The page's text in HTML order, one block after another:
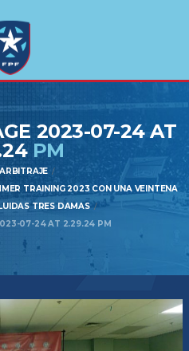
2023-07-24 AT
PM
ARBITRAJE
TRAINING 2023 CON UNA VEINTENA
TRES DAMAS
07-24 AT 2.29.24 PM